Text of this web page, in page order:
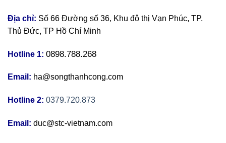
Địa chỉ: Số 66 Đường số 36, Khu đô thị Vạn Phúc, TP.
Thủ Đức, TP Hồ Chí Minh
Hotline 1: 0898.788.268
Email: ha@songthanhcong.com
Hotline 2: 0379.720.873
Email: duc@stc-vietnam.com